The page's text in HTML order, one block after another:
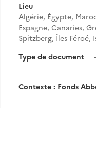
Lieu
Algérie, Égypte,
Espagne, Canaries,
Spitzberg, Îles Féroé,
Type de document
-
Contexte : Fonds